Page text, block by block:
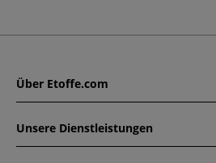
Über Etoffe.com
Unsere Dienstleistungen